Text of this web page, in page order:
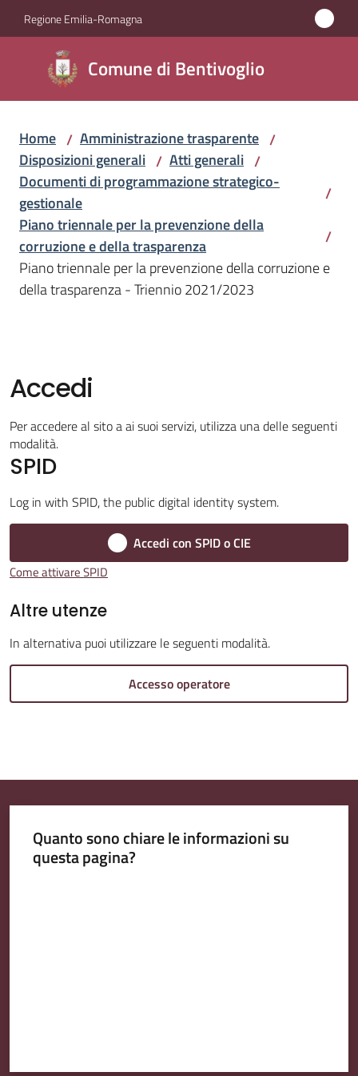
Vai al contenuto
Vai alla navigazione
Vai al footer
Regione Emilia-Romagna
Comune di Bentivoglio
Comune di
Bentivoglio
Amministrazione
Menu selezionato
Novità
Servizi
Vivere
Trasparente
Menu selezionato
A
l
b
P
e
o
l
i
Home / Amministrazione trasparente /
Disposizioni generali / Atti generali /
Documenti di programmazione strategico-
gestionale
/
Piano triennale per la prevenzione della
corruzione e della trasparenza
/
Piano triennale per la prevenzione della corruzione e
della trasparenza - Triennio 2021/2023
Accedi
Per accedere al sito a ai suoi servizi, utilizza una delle seguenti
modalità.
SPID
Log in with SPID, the public digital identity system.
Accedi con SPID o CIE
Come attivare SPID
Altre utenze
In alternativa puoi utilizzare le seguenti modalità.
Accesso operatore
Quanto sono chiare le informazioni su
questa pagina?